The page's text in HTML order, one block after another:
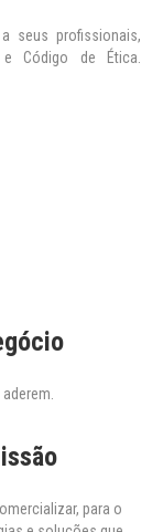
seus profissionais,
Código de Ética.
para o